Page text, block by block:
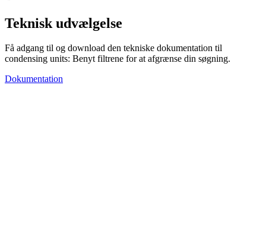
Teknisk udvælgelse
Få adgang til og download den tekniske dokumentation til
condensing units: Benyt filtrene for at afgrænse din søgning.
Dokumentation